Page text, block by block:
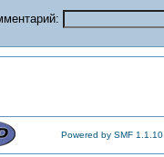
Powered by SMF 1.1.10